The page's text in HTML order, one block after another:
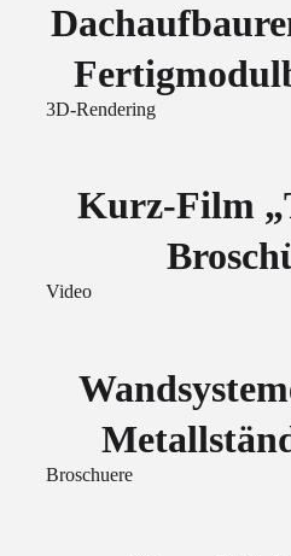
3D-Rendering
Kurz-Film
Video
Broschuere